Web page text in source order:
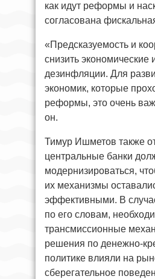
как идут реформы и
согласована
«Предсказуемость и
снизить экономические
дезинфляции. Для
экономик, которые
реформы, это очень
он.
Тимур Ишметов также
центральные банки
модернизироваться,
их механизмы
эффективными. В
по его словам,
трансмиссионные
решения по денежно-
политике влияли на
сберегательное